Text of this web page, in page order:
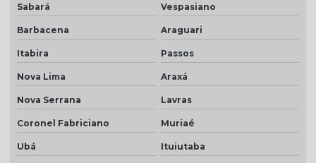
Telha resinada marfim
Telha resinada romana
Telha romana branca natural
Telha romana natural
Sabará Vespasiano
Barbacena Araguari
Itabira Passos
Nova Lima Araxá
Nova Serrana Lavras
Coronel Fabriciano Muriaé
Ubá Ituiutaba